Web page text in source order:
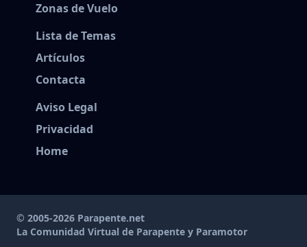
Zonas de Vuelo
Lista de Temas
Artículos
Contacta
Aviso Legal
Privacidad
Home
© 2005-2026 Parapente.net
La Comunidad Virtual de Parapente y Paramotor